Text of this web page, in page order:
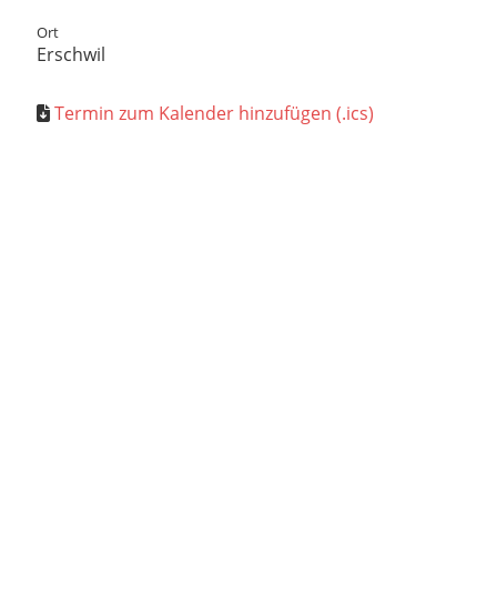
Ort
Erschwil
Termin zum Kalender hinzufügen (.ics)